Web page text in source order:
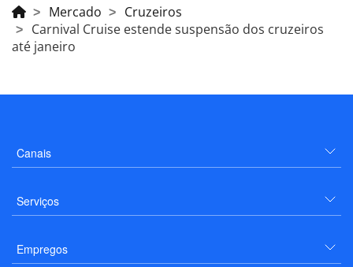
Mercado
Cruzeiros
Carnival Cruise estende suspensão dos cruzeiros
até janeiro
Canais
Serviços
Empregos